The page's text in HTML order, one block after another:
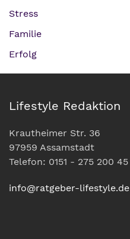
Stress
Familie
Erfolg
Lifestyle Redaktion
Krautheimer Str. 36
97959 Assamstadt
Telefon: 0151 - 275 200 45
info@ratgeber-lifestyle.de